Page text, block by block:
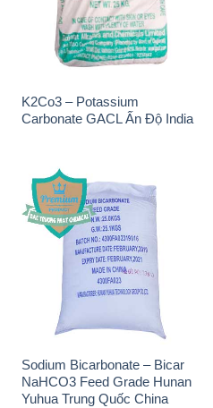
K2Co3 – Potassium
Carbonate GACL Ấn Độ India
Sodium Bicarbonate – Bicar
NaHCO3 Feed Grade Hunan
Yuhua Trung Quốc China